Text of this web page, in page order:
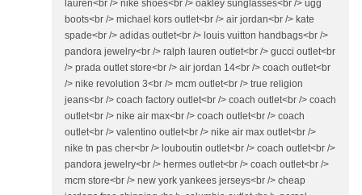
lauren<br /> nike shoes<br /> oakley sunglasses<br /> ugg
boots<br /> michael kors outlet<br /> air jordan<br /> kate
spade<br /> adidas outlet<br /> louis vuitton handbags<br />
pandora jewelry<br /> ralph lauren outlet<br /> gucci outlet<br
/> prada outlet store<br /> air jordan 14<br /> coach outlet<br
/> nike revolution 3<br /> mcm outlet<br /> true religion
jeans<br /> coach factory outlet<br /> coach outlet<br /> coach
outlet<br /> nike air max<br /> coach outlet<br /> coach
outlet<br /> valentino outlet<br /> nike air max outlet<br />
nike tn pas cher<br /> louboutin outlet<br /> coach outlet<br />
pandora jewelry<br /> hermes outlet<br /> coach outlet<br />
mcm store<br /> new york yankees jerseys<br /> cheap